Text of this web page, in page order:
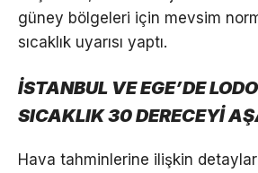
güney bölgeleri için mevsim
sıcaklık uyarısı yaptı.
İSTANBUL VE EGE’DE
SICAKLIK 30 DERECEYİ
Hava tahminlerine ilişkin